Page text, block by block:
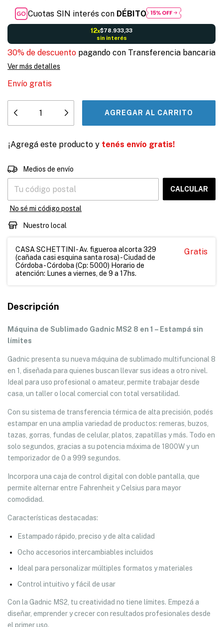
Cuotas SIN interés con DÉBITO
12x$78.933,33
sin interés
30% de descuento pagando con Transferencia bancaria
Ver más detalles
Envío gratis
¡Agregá este producto y tenés envío gratis!
Entregas para el CP:
Medios de envío
CALCULAR
No sé mi código postal
Nuestro local
CASA SCHETTINI - Av. figueroa alcorta 329
(cañada casi esquina santa rosa) - Ciudad de
Córdoba - Córdoba (Cp: 5000) Horario de
atención: Lunes a viernes, de 9 a 17hs.
Gratis
Descripción
Máquina de Sublimado Gadnic MS2 8 en 1 – Estampá sin
límites
Gadnic presenta su nueva máquina de sublimado multifuncional 8
en 1, diseñada para quienes buscan llevar sus ideas a otro nivel.
Ideal para uso profesional o amateur, permite trabajar desde
casa, un taller o local comercial con total versatilidad.
Con su sistema de transferencia térmica de alta precisión, podés
estampar en una amplia variedad de productos: remeras, buzos,
tazas, gorras, fundas de celular, platos, zapatillas y más. Todo en
solo segundos, gracias a su potencia máxima de 1800W y un
temporizador de 0 a 999 segundos.
Incorpora una caja de control digital con doble pantalla, que
permite alternar entre Fahrenheit y Celsius para mayor
comodidad.
Características destacadas:
Estampado rápido, preciso y de alta calidad
Ocho accesorios intercambiables incluidos
Ideal para personalizar múltiples formatos y materiales
Control intuitivo y fácil de usar
Con la Gadnic MS2, tu creatividad no tiene límites. Empezá a
diseñar, emprender y crecer con resultados profesionales desde
el primer uso.